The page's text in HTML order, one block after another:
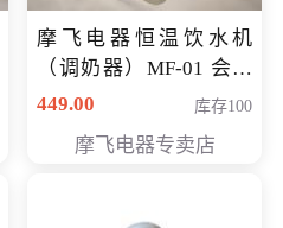
摩飞电器恒温饮水机
（调奶器）MF-01 会员
专享价366元
449.00 库存100
摩飞电器专卖店